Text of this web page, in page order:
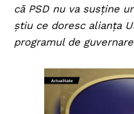
că PSD nu va susţine
ştiu ce doresc alianţa
programul de